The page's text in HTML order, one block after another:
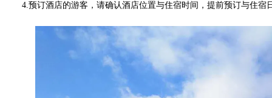
4.预订酒店的游客，请确认酒店位置与住宿时间，提前预订与住宿